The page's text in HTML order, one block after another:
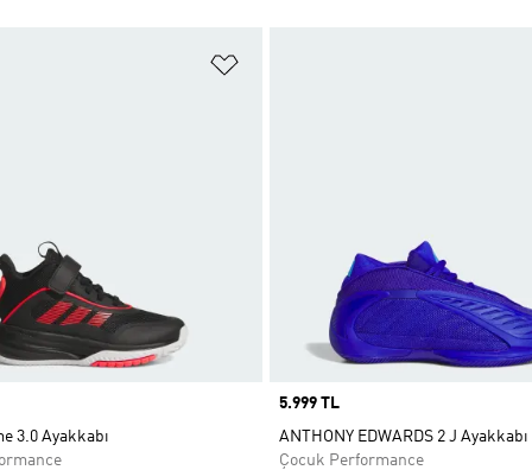
3.0 Ayakkabı
Price
5.999 TL
ANTHONY EDWARDS 2 J Ayakkabı
Çocuk Performance